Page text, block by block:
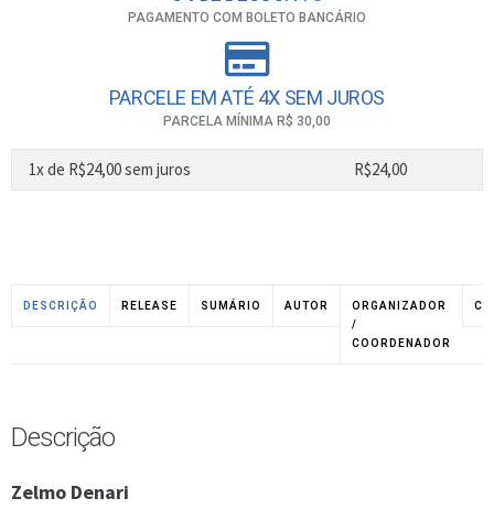
PAGAMENTO COM BOLETO BANCÁRIO
PARCELE EM ATÉ 4X SEM JUROS
PARCELA MÍNIMA R$ 30,00
1x de R$24,00sem juros R$24,00
DESCRIÇÃO RELEASE SUMÁRIO AUTOR
ORGANIZADOR
/
COORDENADOR
Descrição
Zelmo Denari